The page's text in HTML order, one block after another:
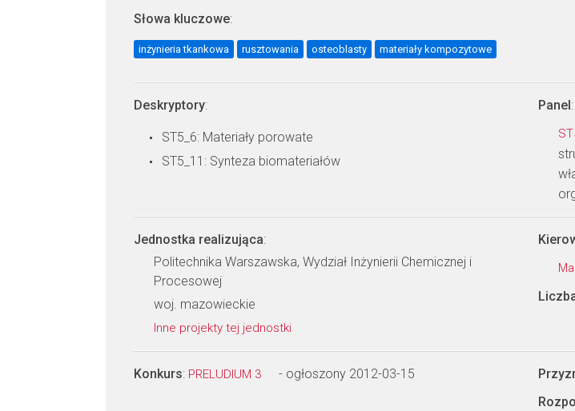
Słowa kluczowe:
inżynieria tkankowa rusztowania osteoblasty materiały kompozytowe
Deskryptory:
ST5_6: Materiały porowate
ST5_11: Synteza biomateriałów
Panel:
Jednostka realizująca:
Politechnika Warszawska, Wydział Inżynierii Chemicznej i
Procesowej
woj. mazowieckie
Inne projekty tej jednostki
Konkurs: PRELUDIUM 3 - ogłoszony 2012-03-15